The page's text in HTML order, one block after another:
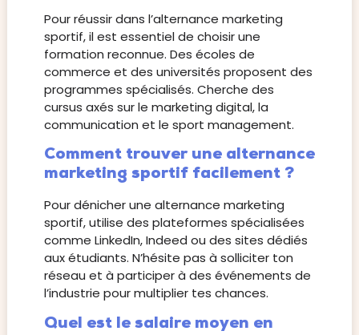
Pour réussir dans l’alternance marketing
sportif, il est essentiel de choisir une
formation reconnue. Des écoles de
commerce et des universités proposent des
programmes spécialisés. Cherche des
cursus axés sur le marketing digital, la
communication et le sport management.
Comment trouver une alternance
marketing sportif facilement ?
Pour dénicher une alternance marketing
sportif, utilise des plateformes spécialisées
comme LinkedIn, Indeed ou des sites dédiés
aux étudiants. N’hésite pas à solliciter ton
réseau et à participer à des événements de
l’industrie pour multiplier tes chances.
Quel est le salaire moyen en